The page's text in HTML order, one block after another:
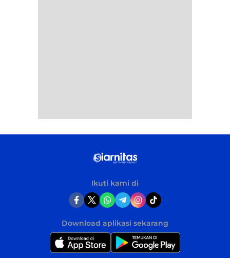
Ikuti kami di
Download aplikasi sekarang